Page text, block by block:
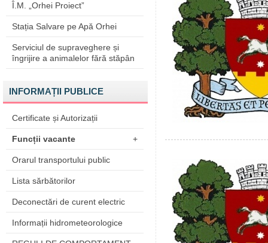
Î.M. „Orhei Proiect”
Stația Salvare pe Apă Orhei
Serviciul de supraveghere și
îngrijire a animalelor fără stăpân
INFORMAȚII PUBLICE
Certificate și Autorizații
Funcții vacante +
Orarul transportului public
Lista sărbătorilor
Deconectări de curent electric
Informații hidrometeorologice